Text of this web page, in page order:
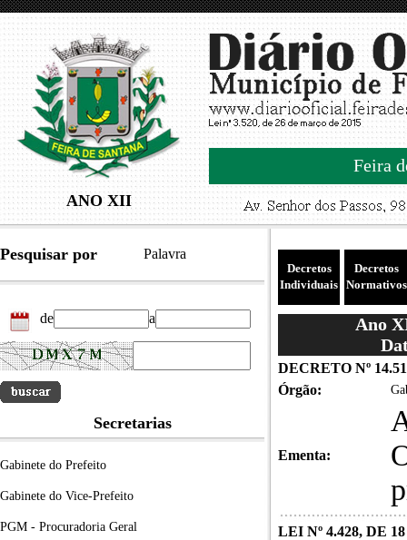
ANO XII
Feira
Pesquisar por Palavra
de a
Secretarias
Gabinete do Prefeito
Gabinete do Vice-Prefeito
PGM - Procuradoria Geral
Decretos
Individuais
Decretos
Normativos
Ano
DECRETO Nº
Órgão:
Ementa:
LEI Nº 4.428, DE